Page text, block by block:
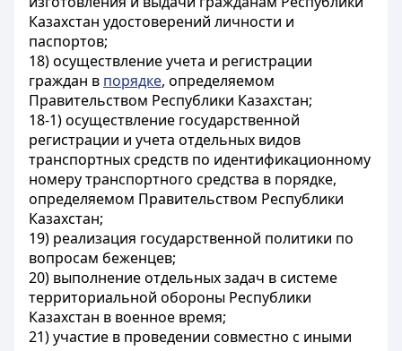
Казахстан удостоверений личности и
паспортов;
18) осуществление учета и регистрации
граждан в порядке, определяемом
Правительством Республики Казахстан;
18-1) осуществление государственной
регистрации и учета отдельных видов
транспортных средств по идентификационному
номеру транспортного средства в порядке,
определяемом Правительством Республики
Казахстан;
19) реализация государственной политики по
вопросам беженцев;
20) выполнение отдельных задач в системе
территориальной обороны Республики
Казахстан в военное время;
21) участие в проведении совместно с иными